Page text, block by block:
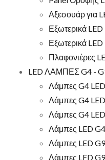
Αξεσουάρ για
Εξωτερικά
Εξωτερικά
Πλαφονιέρες
LED ΛΑΜΠΕΣ G4 -
Λάμπες G4
Λάμπες G4
Λάμπες G4
Λάμπες LED
Λάμπες LED
Λάμπες LED G9